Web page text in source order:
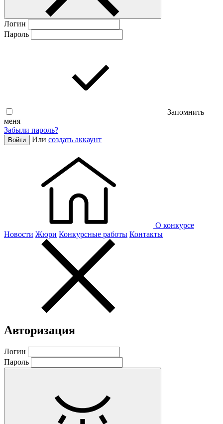
Логин
Пароль
Запомнить
меня
Забыли пароль?
Войти Или создать аккаунт
О конкурсе
Новости Жюри Конкурсные работы Контакты
Авторизация
Логин
Пароль